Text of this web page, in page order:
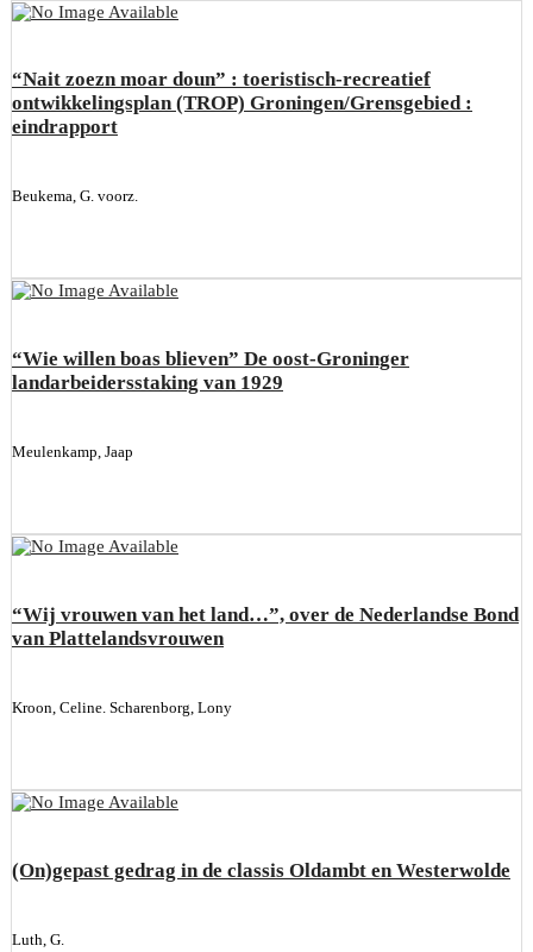
“Nait zoezn moar doun” : toeristisch-recreatief
ontwikkelingsplan (TROP) Groningen/Grensgebied :
eindrapport
Beukema, G. voorz.
“Wie willen boas blieven” De oost-Groninger
landarbeidersstaking van 1929
Meulenkamp, Jaap
“Wij vrouwen van het land…”, over de Nederlandse Bond
van Plattelandsvrouwen
Kroon, Celine. Scharenborg, Lony
(On)gepast gedrag in de classis Oldambt en Westerwolde
Luth, G.